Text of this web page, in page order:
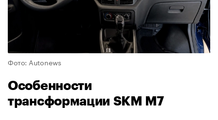
Фото: Autonews
Особенности
трансформации SKM M7